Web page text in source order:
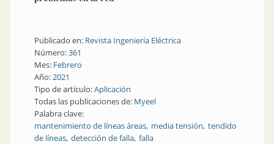
Publicado en: Revista Ingeniería Eléctrica
Número:361
Mes: Febrero
Año:2021
Tipo de artículo:Aplicación
Todas las publicaciones de: Myeel
Palabra clave:
mantenimiento de líneas áreas media tensión tendido
de líneas detección de falla falla